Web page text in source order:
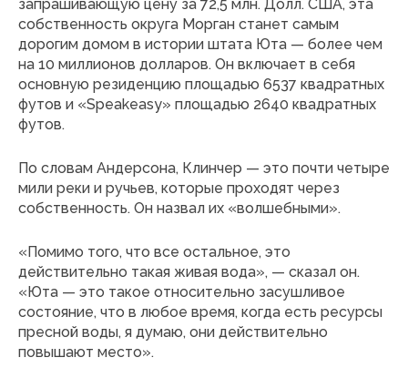
запрашивающую цену за 72,5 млн. Долл. США, эта
собственность округа Морган станет самым
дорогим домом в истории штата Юта — более чем
на 10 миллионов долларов. Он включает в себя
основную резиденцию площадью 6537 квадратных
футов и «Speakeasy» площадью 2640 квадратных
футов.
По словам Андерсона, Клинчер — это почти четыре
мили реки и ручьев, которые проходят через
собственность. Он назвал их «волшебными».
«Помимо того, что все остальное, это
действительно такая живая вода», — сказал он.
«Юта — это такое относительно засушливое
состояние, что в любое время, когда есть ресурсы
пресной воды, я думаю, они действительно
повышают место».